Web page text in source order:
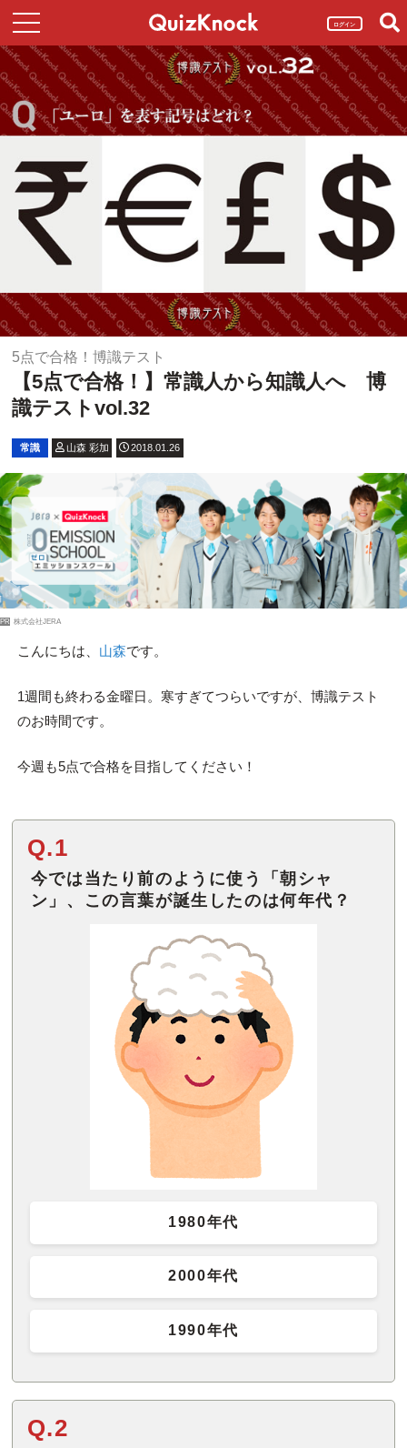
ログイン
5点で合格！博識テスト
【5点で合格！】常識人から知識人へ 博
識テストvol.32
常識 山森 彩加 2018.01.26
PR 株式会社JERA
こんにちは、 山森です。
1週間も終わる金曜日。寒すぎてつらいですが、博識テスト
のお時間です。
今週も5点で合格を目指してください！
Q.1
今では当たり前のように使う「朝シャ
ン」、この言葉が誕生したのは何年代？
1980年代
2000年代
1990年代
Q.2